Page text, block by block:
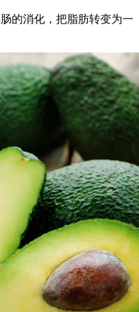
的消化，把脂肪转变为一